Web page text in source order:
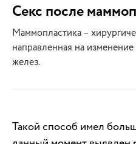
Секс после
Маммопластика –
направленная на
желез.
Такой способ имел